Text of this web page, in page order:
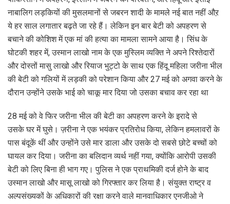
नाबालिग लड़कियों की मुसलमानों से जबरन शादी के मामले नई बात नहीं औऱ
ये हर साल लगातार बढ़ते जा रहे हैं। लेकिन इन बार बेटी को अपहरण से
बचाने की कोशिश में एक मां की हत्या का मामला सामने आया है। सिंध के
घोटकी शहर में, उस्मान लाखो नाम के एक मुस्लिम व्यक्ति ने अपने रिश्तेदारों
और दोस्तों मासु लाखो और रियाज भुट्टो के साथ एक हिंदू महिला जरीना भील
की बेटी को गलियों में लड़की को परेशान किया और 27 मई को अगवा करने के
दौरान उन्होंने उसके भाई को चाकू मार दिया जो उसका बचाव कर रहा था
28 मई को वे फिर जरीना भील की बेटी का अपहरण करने के इरादे से
उसके घर में घुसे। ज़रीना ने एक भयंकर प्रतिरोध किया, लेकिन हमलावरों के
पास बंदूकें थीं और उन्होंने उसे मार डाला और उसके दो सबसे छोटे बच्चों को
घायल कर दिया। जरीना का बलिदान व्यर्थ नहीं गया, क्योंकि आरोपी उसकी
बेटी को लिए बिना ही भाग गए। पुलिस ने एक प्राथमिकी दर्ज होने के बाद
उस्मान लाखो और मासू लाखो को गिरफ्तार कर लिया है। संयुक्त राष्ट्र व
अल्पसंख्यकों के अधिकारों की रक्षा करने वाले मानवाधिकार एनजीओ ने